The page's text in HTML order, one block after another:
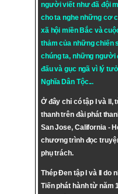
người viết như đã đội
cho ta nghe những cơ
xã hội miền Bắc và
thảm của những chiến
chúng ta, những người
đấu và gục ngã vì lý
Nghĩa Dân Tộc...
Ở đây chỉ có tập I và
thanh trên đài phát
San Jose, California -
chương trình đọc
phụ trách.
Thép Đen tập I và II do
Tiến phát hành từ năm